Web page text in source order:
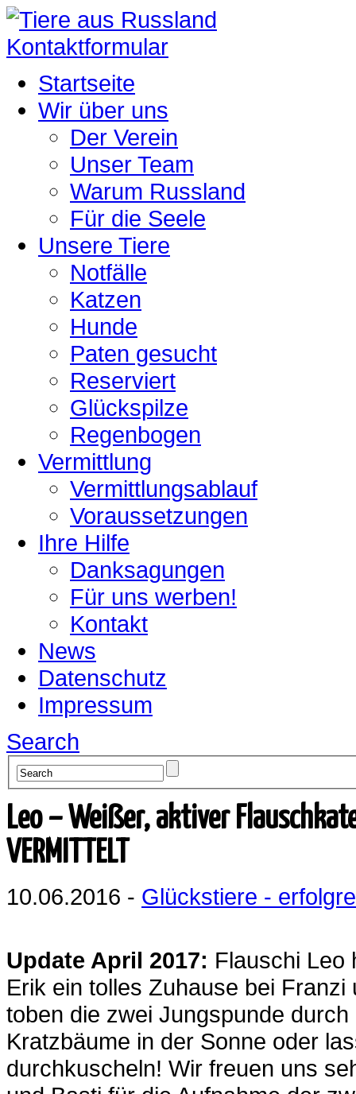
Kontaktformular
Startseite
Wir über uns
Der Verein
Unser Team
Warum Russland
Für die Seele
Unsere Tiere
Notfälle
Katzen
Hunde
Paten gesucht
Reserviert
Glückspilze
Regenbogen
Vermittlung
Vermittlungsablauf
Voraussetzungen
Ihre Hilfe
Danksagungen
Für uns werben!
Kontakt
News
Datenschutz
Impressum
Search
Leo – Weißer, aktiver
VERMITTELT
10.06.2016 - Glückstiere -
Update April 2017: Flauschi Leo
Erik ein tolles Zuhause bei
toben die zwei Jungspunde
Kratzbäume in der Sonne oder
durchkuscheln! Wir freuen uns